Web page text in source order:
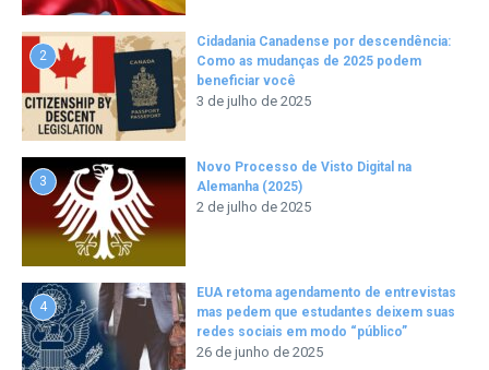
2
Cidadania Canadense por descendência:
Como as mudanças de 2025 podem
beneficiar você
3 de julho de 2025
3
Novo Processo de Visto Digital na
Alemanha (2025)
2 de julho de 2025
4
EUA retoma agendamento de entrevistas
mas pedem que estudantes deixem suas
redes sociais em modo “público”
26 de junho de 2025